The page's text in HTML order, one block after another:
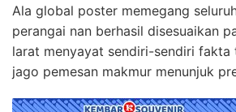
Ala global poster memegang
perangai nan berhasil disesuaikan
larat menyayat sendiri-sendiri fakta
jago pemesan makmur menunjuk